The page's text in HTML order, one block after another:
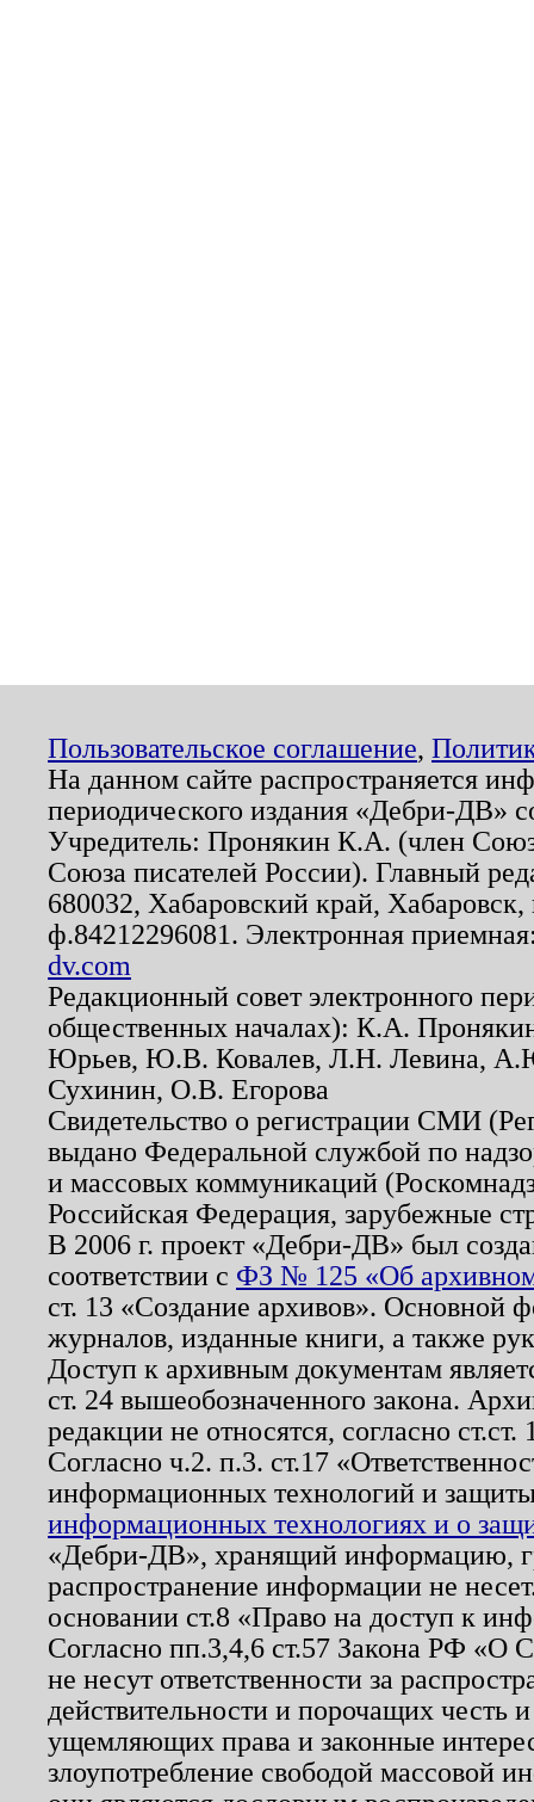
Пользовательское соглашение,
На данном сайте распространяется
периодического издания «Дебри-ДВ»
Учредитель: Пронякин К.А. (член
Союза писателей России). Главный
680032, Хабаровский край,
ф.84212296081. Электронная
dv.com
Редакционный совет электронного
общественных началах): К.А.
Юрьев, Ю.В. Ковалев, Л.Н. Левина,
Сухинин, О.В. Егорова
Свидетельство о регистрации СМИ
выдано Федеральной службой по
и массовых коммуникаций
Российская Федерация, зарубежные
В 2006 г. проект «Дебри-ДВ» был
соответствии с ФЗ № 125 «Об
ст. 13 «Создание архивов». Основной
журналов, изданные книги, а также
Доступ к архивным документам
ст. 24 вышеобозначенного закона.
редакции не относятся, согласно
Согласно ч.2. п.3. ст.17
информационных технологий и
информационных технологиях и о
«Дебри-ДВ», хранящий информацию,
распространение информации не
основании ст.8 «Право на доступ к
Согласно пп.3,4,6 ст.57 Закона РФ «О
не несут ответственности за
действительности и порочащих честь
ущемляющих права и законные
злоупотребление свободой массовой